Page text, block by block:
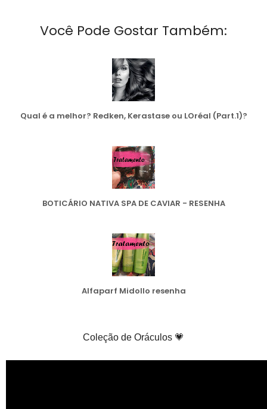
Você Pode Gostar Também:
Qual é a melhor? Redken, Kerastase ou LOréal (Part.1)?
BOTICÁRIO NATIVA SPA DE CAVIAR - RESENHA
Alfaparf Midollo resenha
Coleção de Oráculos 💗